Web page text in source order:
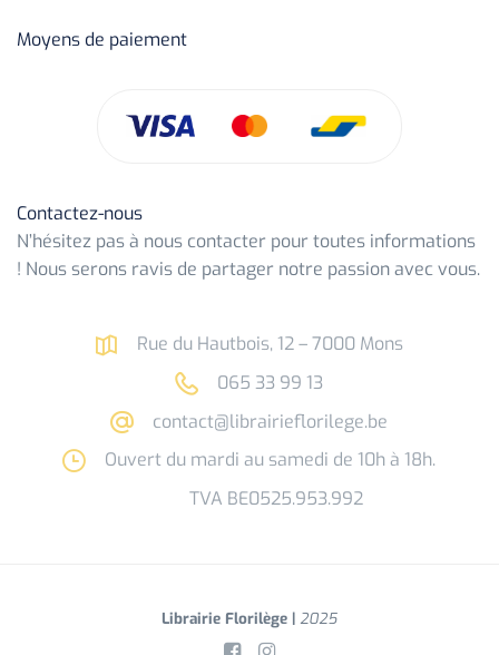
Moyens de paiement
Contactez-nous
N’hésitez pas à nous contacter pour toutes informations
! Nous serons ravis de partager notre passion avec vous.
Rue du Hautbois, 12 – 7000 Mons
065 33 99 13
contact@librairieflorilege.be
Ouvert du mardi au samedi de 10h à 18h.
TVA BE0525.953.992
Librairie Florilège | 2025